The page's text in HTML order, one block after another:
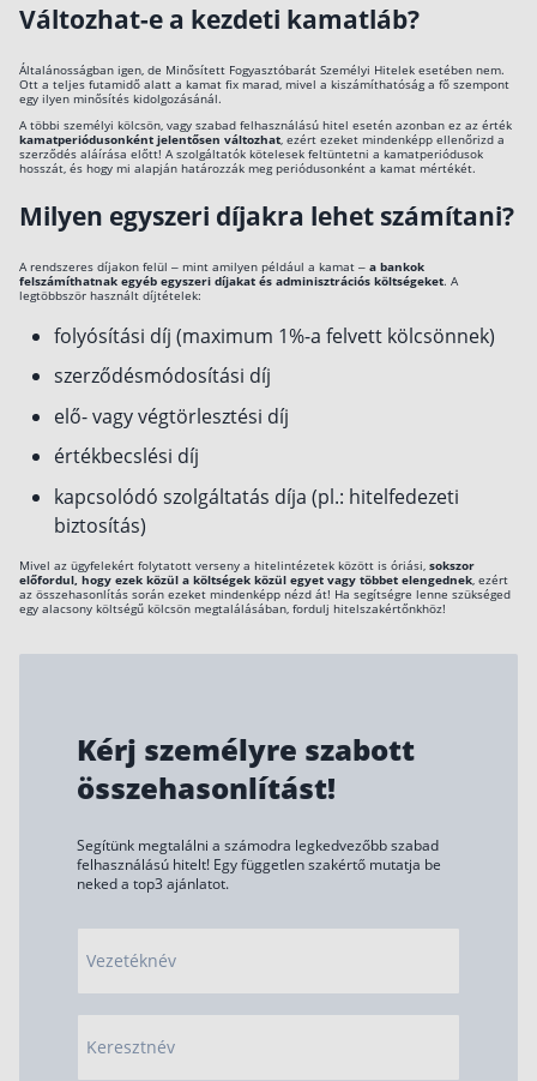
Változhat-e a kezdeti kamatláb?
Általánosságban igen, de Minősített Fogyasztóbarát Személyi Hitelek esetében nem.
Ott a teljes futamidő alatt a kamat fix marad, mivel a kiszámíthatóság a fő szempont
egy ilyen minősítés kidolgozásánál.
A többi személyi kölcsön, vagy szabad felhasználású hitel esetén azonban ez az érték
kamatperiódusonként jelentősen változhat, ezért ezeket mindenképp ellenőrizd a
szerződés aláírása előtt! A szolgáltatók kötelesek feltüntetni a kamatperiódusok
hosszát, és hogy mi alapján határozzák meg periódusonként a kamat mértékét.
Milyen egyszeri díjakra lehet számítani?
A rendszeres díjakon felül – mint amilyen például a kamat – a bankok
felszámíthatnak egyéb egyszeri díjakat és adminisztrációs költségeket. A
legtöbbször használt díjtételek:
folyósítási díj (maximum 1%-a felvett kölcsönnek)
szerződésmódosítási díj
elő- vagy végtörlesztési díj
értékbecslési díj
kapcsolódó szolgáltatás díja (pl.: hitelfedezeti
biztosítás)
Mivel az ügyfelekért folytatott verseny a hitelintézetek között is óriási, sokszor
előfordul, hogy ezek közül a költségek közül egyet vagy többet elengednek, ezért
az összehasonlítás során ezeket mindenképp nézd át! Ha segítségre lenne szükséged
egy alacsony költségű kölcsön megtalálásában, fordulj hitelszakértőnkhöz!
Kérj személyre szabott
összehasonlítást!
Segítünk megtalálni a számodra legkedvezőbb szabad
felhasználású hitelt! Egy független szakértő mutatja be
neked a top3 ajánlatot.
Vezetéknév
Keresztnév